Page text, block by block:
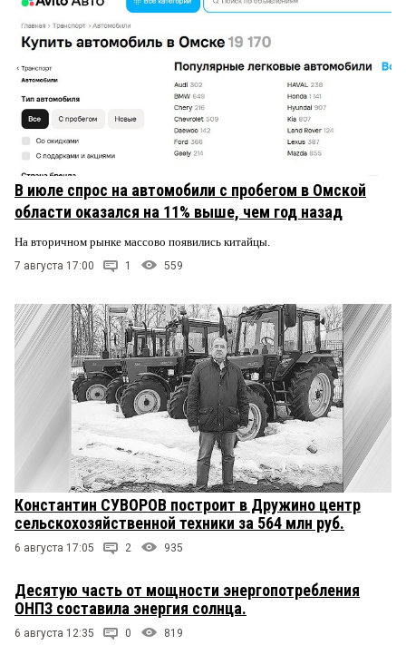
В июле спрос на автомобили с пробегом в Омской
области оказался на 11% выше, чем год назад
На вторичном рынке массово появились китайцы.
7 августа 17:00 1 559
Константин СУВОРОВ построит в Дружино центр
сельскохозяйственной техники за 564 млн руб.
6 августа 17:05 2 935
Десятую часть от мощности энергопотребления
ОНПЗ составила энергия солнца.
6 августа 12:35 0 819